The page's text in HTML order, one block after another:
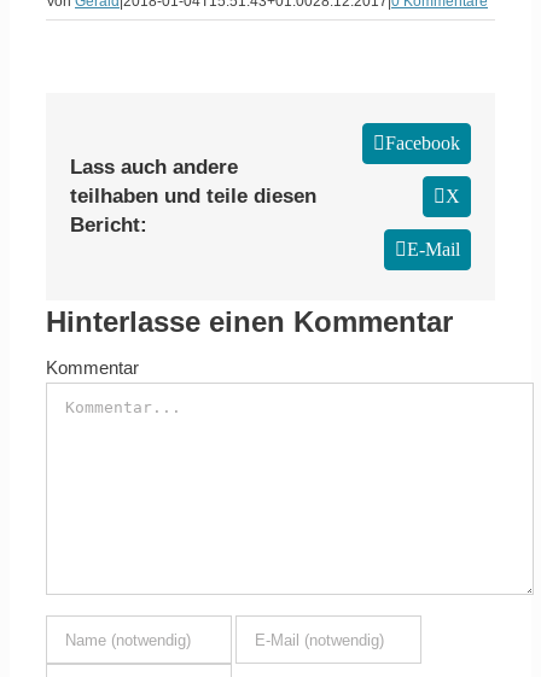
Lass auch andere
teilhaben und teile diesen
Bericht:
Facebook
X
E-Mail
Hinterlasse einen Kommentar
Kommentar